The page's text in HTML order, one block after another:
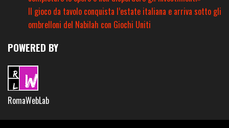
Il gioco da tavolo conquista l’estate italiana e arriva sotto gli
ombrelloni del Nabilah con Giochi Uniti
POWERED BY
RomaWebLab